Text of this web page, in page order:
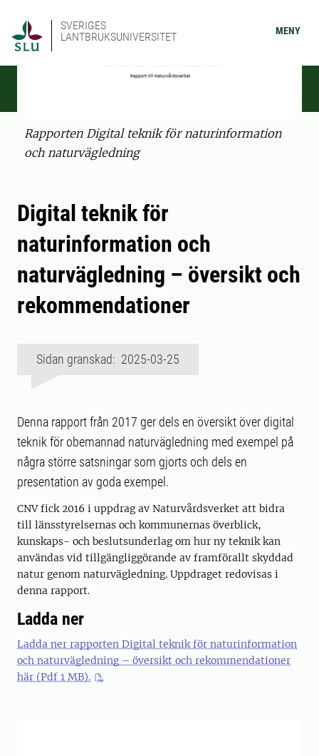
SVERIGES
LANTBRUKSUNIVERSITET
MENY
Rapporten Digital teknik för naturinformation
och naturvägledning
Digital teknik för
naturinformation och
naturvägledning – översikt och
rekommendationer
Sidan granskad: 2025-03-25
Denna rapport från 2017 ger dels en översikt över digital
teknik för obemannad naturvägledning med exempel på
några större satsningar som gjorts och dels en
presentation av goda exempel.
CNV fick 2016 i uppdrag av Naturvårdsverket att bidra
till länsstyrelsernas och kommunernas överblick,
kunskaps- och beslutsunderlag om hur ny teknik kan
användas vid tillgängliggörande av framförallt skyddad
natur genom naturvägledning. Uppdraget redovisas i
denna rapport.
Ladda ner
Ladda ner rapporten Digital teknik för naturinformation
och naturvägledning – översikt och rekommendationer
här (Pdf 1 MB).